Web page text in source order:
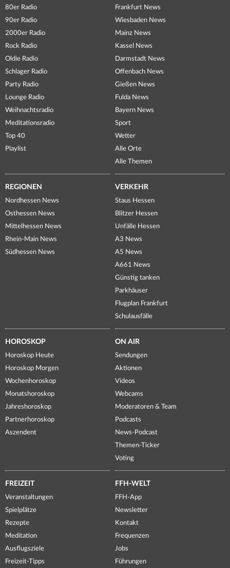
80er Radio
90er Radio
2000er Radio
Rock Radio
Oldie Radio
Schlager Radio
Party Radio
Lounge Radio
Weihnachtsradio
Meditationsradio
Top 40
Playlist
Frankfurt News
Wiesbaden News
Mainz News
Kassel News
Darmstadt News
Offenbach News
Gießen News
Fulda News
Bayern News
Sport
Wetter
Alle Orte
Alle Themen
REGIONEN
Nordhessen News
Osthessen News
Mittelhessen News
Rhein-Main News
Südhessen News
VERKEHR
Staus Hessen
Blitzer Hessen
Unfälle Hessen
A3 News
A5 News
A661 News
Günstig tanken
Parkhäuser
Flugplan Frankfurt
Schulausfälle
HOROSKOP
Horoskop Heute
Horoskop Morgen
Wochenhoroskop
Monatshoroskop
Jahreshoroskop
Partnerhoroskop
Aszendent
ON AIR
Sendungen
Aktionen
Videos
Webcams
Moderatoren & Team
Podcasts
News-Podcast
Themen-Ticker
Voting
FREIZEIT
Veranstaltungen
Spielplätze
Rezepte
Meditation
Ausflugsziele
Freizeit-Tipps
FFH-WELT
FFH-App
Newsletter
Kontakt
Frequenzen
Jobs
Führungen